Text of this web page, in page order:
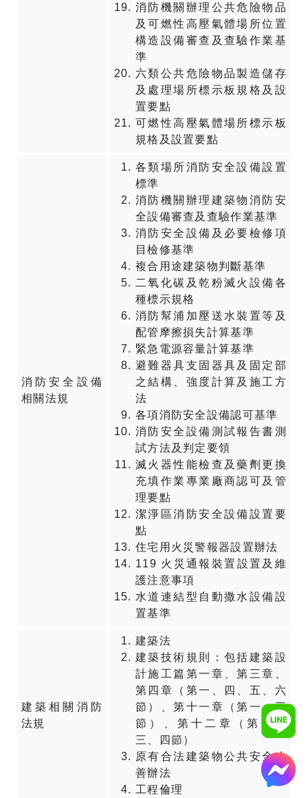
消防機關辦理公共危險物品
及可燃性高壓氣體場所位置
構造設備審查及查驗作業基
準
六類公共危險物品製造儲存
及處理場所標示板規格及設
置要點
可燃性高壓氣體場所標示板
規格及設置要點
消防安全設備
相關法規
各類場所消防安全設備設置
標準
消防機關辦理建築物消防安
全設備審查及查驗作業基準
消防安全設備及必要檢修項
目檢修基準
複合用途建築物判斷基準
二氧化碳及乾粉滅火設備各
種標示規格
消防幫浦加壓送水裝置等及
配管摩擦損失計算基準
緊急電源容量計算基準
避難器具支固器具及固定部
之結構、強度計算及施工方
法
各項消防安全設備認可基準
消防安全設備測試報告書測
試方法及判定要領
滅火器性能檢查及藥劑更換
充填作業專業廠商認可及管
理要點
潔淨區消防安全設備設置要
點
住宅用火災警報器設置辦法
119 火災通報裝置設置及維
護注意事項
水道連結型自動撒水設備設
置基準
建築相關消防
法規
建築法
建築技術規則：包括建築設
計施工篇第一章、第三章、
第四章（第一、四、五、六
節）、第十一章（第一、三
節）、第十二章（第一、
三、四節）
原有合法建築物公共安全改
善辦法
工程倫理